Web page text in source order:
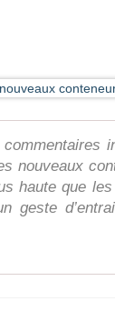
nouveaux
haute que les
geste